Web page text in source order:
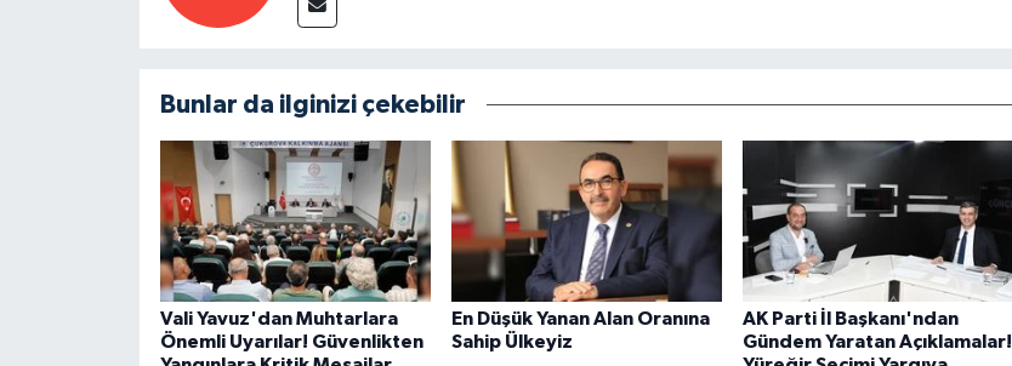
Bunlar da ilginizi çekebilir
Vali Yavuz'dan Muhtarlara
Önemli Uyarılar! Güvenlikten
En Düşük Yanan Alan Oranına
Sahip Ülkeyiz
AK Parti İl Başkanı'ndan
Gündem Yaratan Açıklamalar!